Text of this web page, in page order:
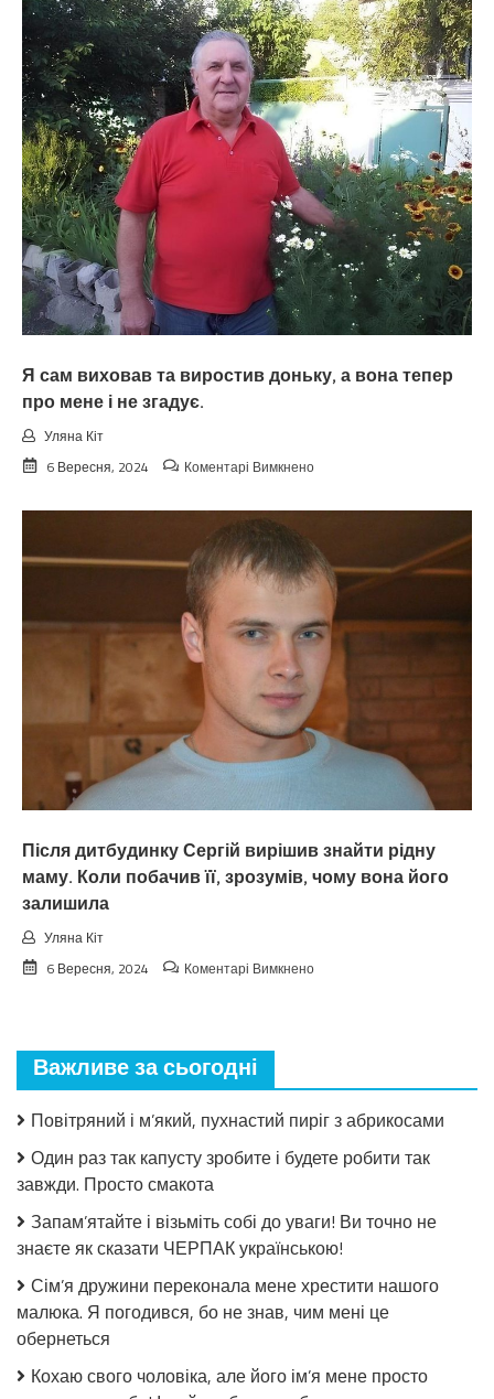
що
свою
доньку
будуть
берегти
і
навіть
просити
не
будуть
у
неї
про
допомогу,
а
всю
роботу
виконувати
я.
Я сам виховав та виростив доньку, а вона тепер
про мене і не згадує.
Уляна Кіт
6 Вересня, 2024
Коментарі Вимкненодо
та
виростив
доньку,
вона
тепер
про
мене
і
не
згадує.
Після дитбудинку Сергій вирішив знайти рідну
маму. Коли побачив її, зрозумів, чому вона його
залишила
Уляна Кіт
6 Вересня, 2024
Коментарі Вимкненодо
рідну
Коли
її,
вона
його
Важливе за сьогодні
Повітряний і м’який, пухнастий пиріг з абрикосами
Один раз так капусту зробите і будете робити так
завжди. Просто смакота
Запам’ятайте і візьміть собі до уваги! Ви точно не
знаєте як сказати ЧЕРПАК українською!
Сім’я дружини переконала мене хрестити нашого
малюка. Я погодився, бо не знав, чим мені це
обернеться
Кохаю свого чоловіка, але його ім’я мене просто